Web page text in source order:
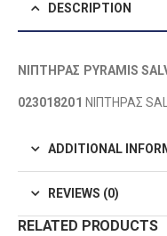
DESCRIPTION
ΝΙΠΤΗΡΑΣ PYRAMIS
023018201 ΝΙΠΤΗΡΑΣ
ADDITIONAL
REVIEWS (0)
RELATED PRODUCTS